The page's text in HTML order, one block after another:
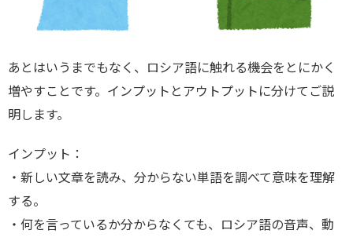
あとはいうまでもなく、ロシア語に触れる機会をとにかく
増やすことです。インプットとアウトプットに分けてご説
明します。
インプット：
・新しい文章を読み、分からない単語を調べて意味を理解
する。
・何を言っているか分からなくても、ロシア語の音声、動